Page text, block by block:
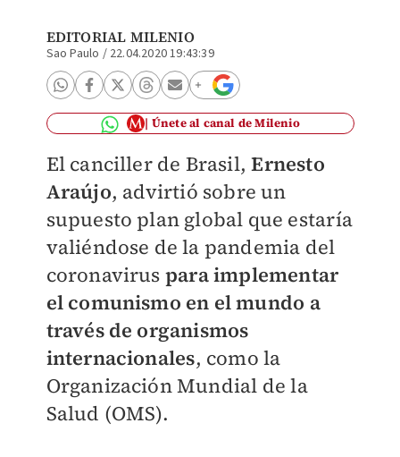
EDITORIAL MILENIO
Sao Paulo / 22.04.2020 19:43:39
Únete al canal de Milenio
El canciller de Brasil,Ernesto
Araújo, advirtió sobre un
supuesto plan global que estaría
valiéndose de la pandemia del
coronavirus para implementar
el comunismo en el mundo a
través de organismos
internacionales, como la
Organización Mundial de la
Salud (OMS).